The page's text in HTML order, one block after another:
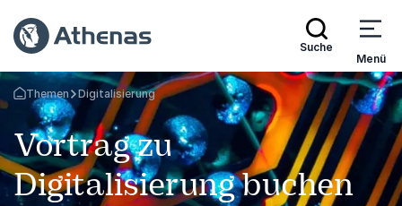
Suche
Menü
Zurück zur Startseite
Themen Digitalisierung
Vortrag zu
Digitalisierung buchen